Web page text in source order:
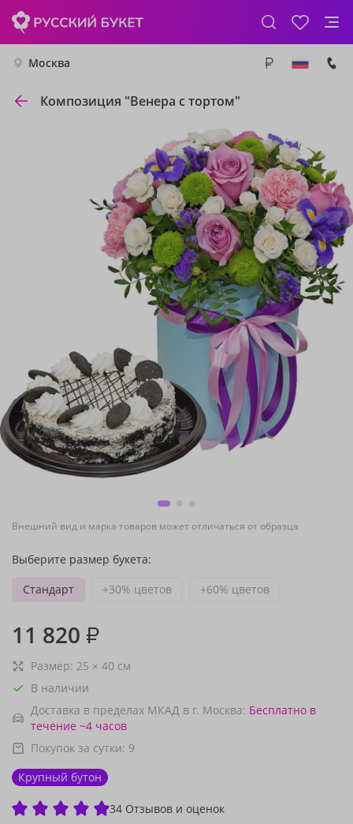
Москва
Композиция "Венера с тортом"
Внешний вид и марка товаров может отличаться от образца
Выберите размер букета:
Стандарт
+30% цветов +60% цветов
11 820 ₽
Размер: 25 × 40 см
В наличии
Доставка в пределах МКАД в г. Москва: Бесплатно в
течение ~4 часов
Покупок за сутки: 9
Крупный бутон
34 Отзывов и оценок